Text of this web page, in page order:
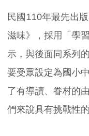
民國110年最先出
滋味》，採用「學
示，與後面同系列
要受眾設定為國小
了有導讀、眷村的
們來說具有挑戰性的